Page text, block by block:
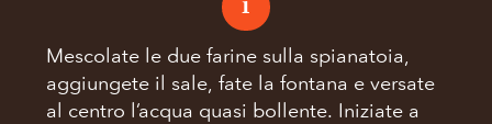
1
Mescolate le due farine sulla spianatoia,
aggiungete il sale, fate la fontana e versate
al centro l’acqua quasi bollente. Iniziate a